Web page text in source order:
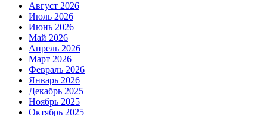
Август 2026
Июль 2026
Июнь 2026
Май 2026
Апрель 2026
Март 2026
Февраль 2026
Январь 2026
Декабрь 2025
Ноябрь 2025
Октябрь 2025